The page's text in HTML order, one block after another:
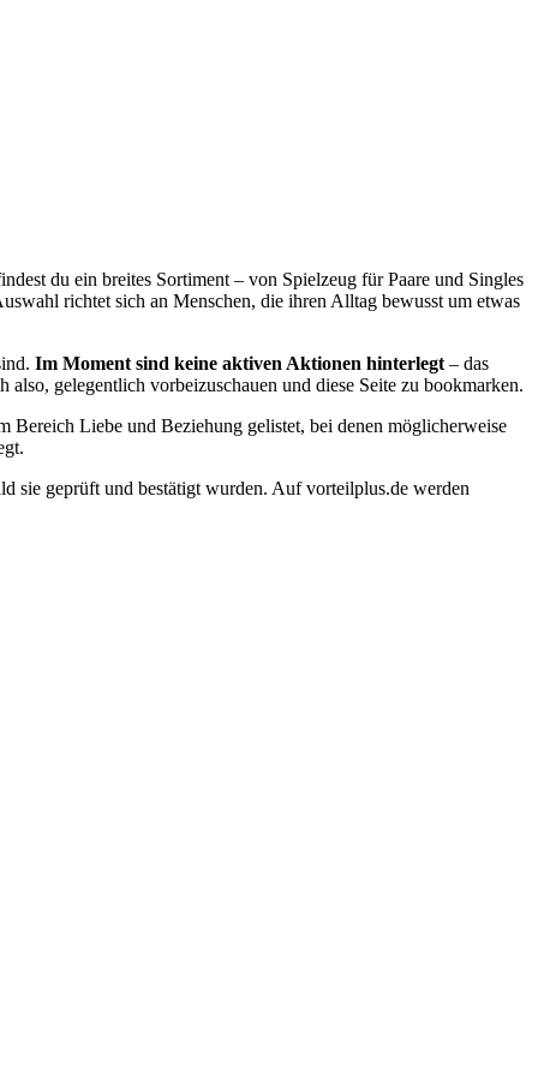
du ein breites Sortiment – von Spielzeug für Paare und Singles
richtet sich an Menschen, die ihren Alltag bewusst um etwas
Im Moment sind keine aktiven Aktionen hinterlegt – das
gelegentlich vorbeizuschauen und diese Seite zu bookmarken.
Bereich Liebe und Beziehung gelistet, bei denen möglicherweise
sie geprüft und bestätigt wurden. Auf vorteilplus.de werden